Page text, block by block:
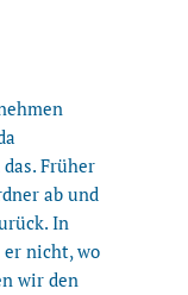
Früher
ab und
In
nicht, wo
wir den